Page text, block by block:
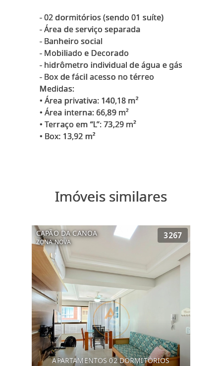
- 02 dormitórios (sendo 01 suíte)
- Área de serviço separada
- Banheiro social
- Mobiliado e Decorado
- ⁠hidrômetro individual de água e gás
- Box de fácil acesso no térreo
Medidas:
• Área privativa: 140,18 m²
• Área interna: 66,89 m²
• Terraço em “L”: 73,29 m²
Imóveis similares
CAPÃO DA CANOA
ZONA NOVA
3267
APARTAMENTOS 02 DORMITÓRIOS